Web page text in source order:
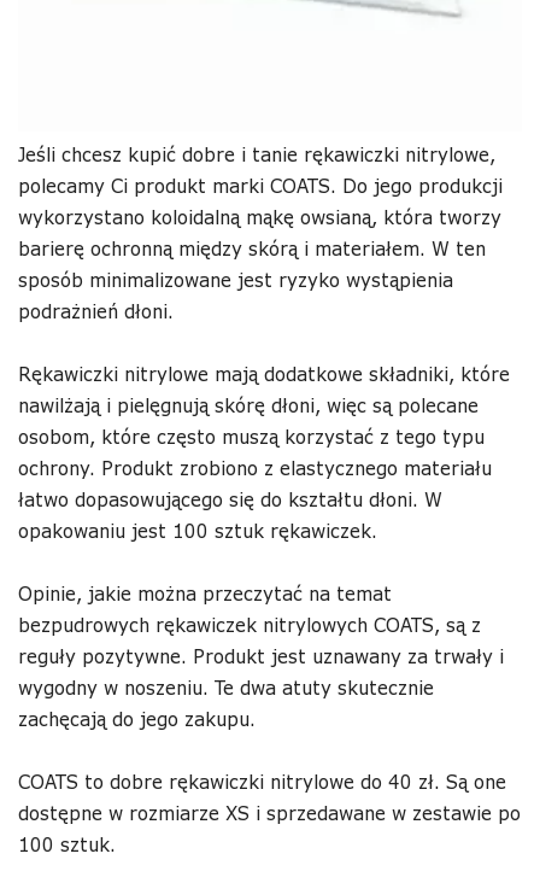
Jeśli chcesz kupić dobre i tanie rękawiczki nitrylowe,
polecamy Ci produkt marki COATS. Do jego produkcji
wykorzystano koloidalną mąkę owsianą, która tworzy
barierę ochronną między skórą i materiałem. W ten
sposób minimalizowane jest ryzyko wystąpienia
podrażnień dłoni.
Rękawiczki nitrylowe mają dodatkowe składniki, które
nawilżają i pielęgnują skórę dłoni, więc są polecane
osobom, które często muszą korzystać z tego typu
ochrony. Produkt zrobiono z elastycznego materiału
łatwo dopasowującego się do kształtu dłoni. W
opakowaniu jest 100 sztuk rękawiczek.
Opinie, jakie można przeczytać na temat
bezpudrowych rękawiczek nitrylowych COATS, są z
reguły pozytywne. Produkt jest uznawany za trwały i
wygodny w noszeniu. Te dwa atuty skutecznie
zachęcają do jego zakupu.
COATS to dobre rękawiczki nitrylowe do 40 zł. Są one
dostępne w rozmiarze XS i sprzedawane w zestawie po
100 sztuk.